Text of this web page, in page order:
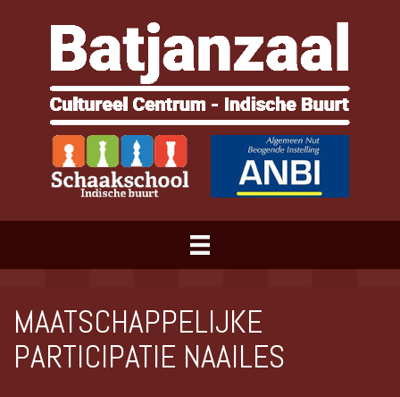
MAATSCHAPPELIJKE
PARTICIPATIE NAAILES